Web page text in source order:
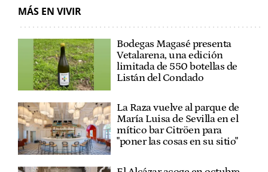
MÁS EN VIVIR
Bodegas Magasé presenta
Vetalarena, una edición
limitada de 550 botellas de
Listán del Condado
La Raza vuelve al parque de
María Luisa de Sevilla en el
mítico bar Citröen para
"poner las cosas en su sitio"